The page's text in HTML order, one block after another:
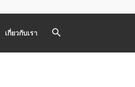
เกี่ยวกับเรา